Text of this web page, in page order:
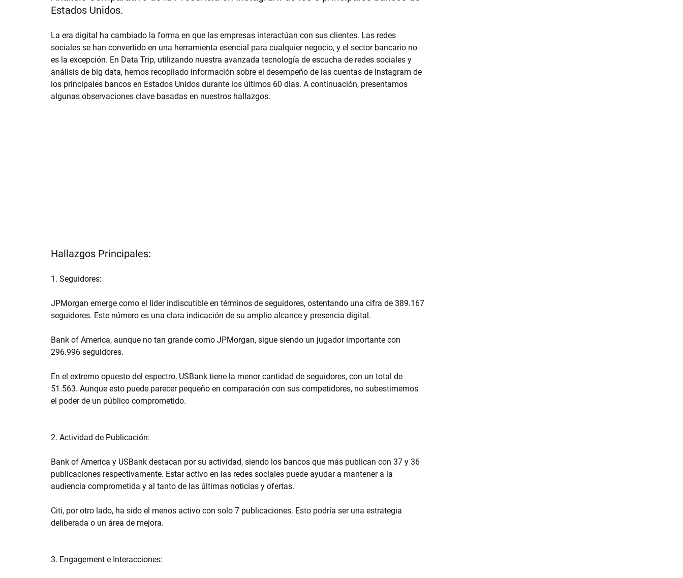
Estados Unidos.
La era digital ha cambiado la forma en que las empresas interactúan con sus clientes. Las redes
sociales se han convertido en una herramienta esencial para cualquier negocio, y el sector bancario no
es la excepción. En Data Trip, utilizando nuestra avanzada tecnología de escucha de redes sociales y
análisis de big data, hemos recopilado información sobre el desempeño de las cuentas de Instagram de
los principales bancos en Estados Unidos durante los últimos 60 dias. A continuación, presentamos
algunas observaciones clave basadas en nuestros hallazgos.
Hallazgos Principales:
1. Seguidores:
JPMorgan emerge como el líder indiscutible en términos de seguidores, ostentando una cifra de 389.167
seguidores. Este número es una clara indicación de su amplio alcance y presencia digital.
Bank of America, aunque no tan grande como JPMorgan, sigue siendo un jugador importante con
296.996 seguidores.
En el extremo opuesto del espectro, USBank tiene la menor cantidad de seguidores, con un total de
51.563. Aunque esto puede parecer pequeño en comparación con sus competidores, no subestimemos
el poder de un público comprometido.
2. Actividad de Publicación:
Bank of America y USBank destacan por su actividad, siendo los bancos que más publican con 37 y 36
publicaciones respectivamente. Estar activo en las redes sociales puede ayudar a mantener a la
audiencia comprometida y al tanto de las últimas noticias y ofertas.
Citi, por otro lado, ha sido el menos activo con solo 7 publicaciones. Esto podría ser una estrategia
deliberada o un área de mejora.
3. Engagement e Interacciones: